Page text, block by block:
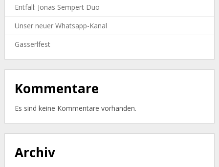
Entfall: Jonas Sempert Duo
Unser neuer Whatsapp-Kanal
Gasserlfest
Kommentare
Es sind keine Kommentare vorhanden.
Archiv